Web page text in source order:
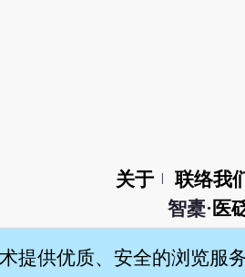
关于 联络我
智橐· 医
提供优质、安全的浏览服